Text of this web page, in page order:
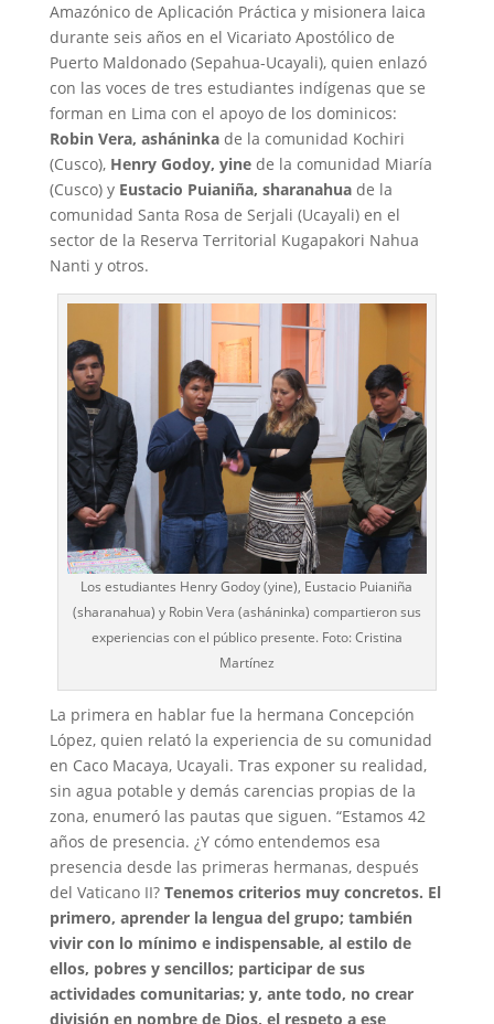
Amazónico de Aplicación Práctica y misionera laica
durante seis años en el Vicariato Apostólico de
Puerto Maldonado (Sepahua-Ucayali), quien enlazó
con las voces de tres estudiantes indígenas que se
forman en Lima con el apoyo de los dominicos:
Robin Vera, asháninkade la comunidad Kochiri
(Cusco), Henry Godoy, yinede la comunidad Miaría
(Cusco) y Eustacio Puianiña, sharanahuade la
comunidad Santa Rosa de Serjali (Ucayali) en el
sector de la Reserva Territorial Kugapakori Nahua
Nanti y otros.
Los estudiantes Henry Godoy (yine), Eustacio Puianiña
(sharanahua) y Robin Vera (asháninka) compartieron sus
experiencias con el público presente. Foto: Cristina
Martínez
La primera en hablar fue la hermana Concepción
López, quien relató la experiencia de su comunidad
en Caco Macaya, Ucayali. Tras exponer su realidad,
sin agua potable y demás carencias propias de la
zona, enumeró las pautas que siguen. “Estamos 42
años de presencia. ¿Y cómo entendemos esa
presencia desde las primeras hermanas, después
del Vaticano II? Tenemos criterios muy concretos. El
primero, aprender la lengua del grupo; también
vivir con lo mínimo e indispensable, al estilo de
ellos, pobres y sencillos; participar de sus
actividades comunitarias; y, ante todo, no crear
división en nombre de Dios, el respeto a ese